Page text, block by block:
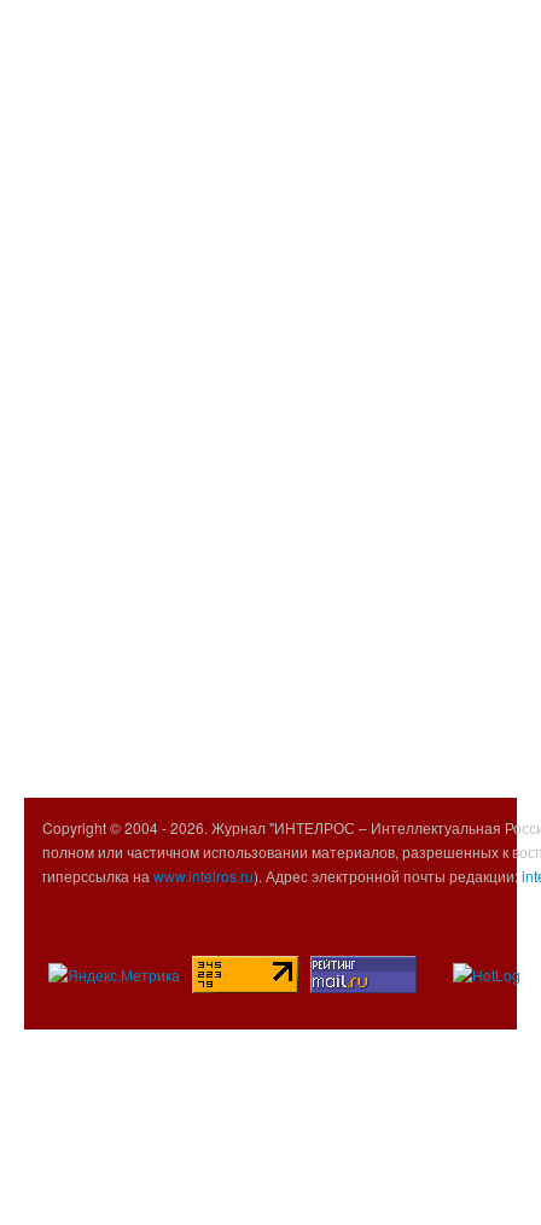
Copyright © 2004 -2026. Журнал "ИНТЕЛРОС – Интеллектуальная
полном или частичном использовании материалов, разрешенных к
гиперссылка на www.intelros.ru). Адрес электронной почты редакции: